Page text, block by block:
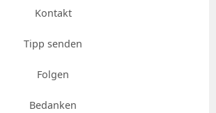
Kontakt
Tipp senden
Folgen
Bedanken